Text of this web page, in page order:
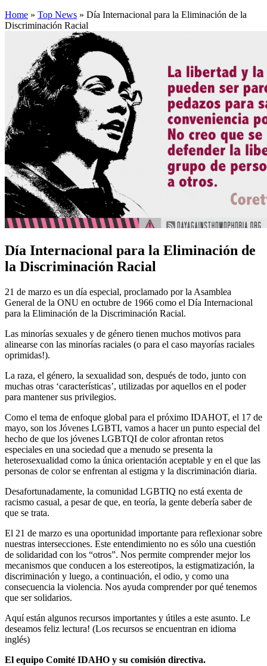
Home » Top News » Día Internacional para la Eliminación de la
Discriminación Racial
Día Internacional para la Eliminación de
la Discriminación Racial
21 de marzo es un día especial, proclamado por la Asamblea
General de la ONU en octubre de 1966 como el Día Internacional
para la Eliminación de la Discriminación Racial.
Las minorías sexuales y de género tienen muchos motivos para
alinearse con las minorías raciales (o para el caso mayorías raciales
oprimidas!).
La raza, el género, la sexualidad son, después de todo, junto con
muchas otras ‘características’, utilizadas por aquellos en el poder
para mantener sus privilegios.
Como el tema de enfoque global para el próximo IDAHOT, el 17 de
mayo, son los Jóvenes LGBTI, vamos a hacer un punto especial del
hecho de que los jóvenes LGBTQI de color afrontan retos
especiales en una sociedad que a menudo se presenta la
heterosexualidad como la única orientación aceptable y en el que las
personas de color se enfrentan al estigma y la discriminación diaria.
Desafortunadamente, la comunidad LGBTIQ no está exenta de
racismo casual, a pesar de que, en teoría, la gente debería saber de
que se trata.
El 21 de marzo es una oportunidad importante para reflexionar sobre
nuestras intersecciones. Este entendimiento no es sólo una cuestión
de solidaridad con los “otros”. Nos permite comprender mejor los
mecanismos que conducen a los estereotipos, la estigmatización, la
discriminación y luego, a continuación, el odio, y como una
consecuencia la violencia. Nos ayuda comprender por qué tenemos
que ser solidarios.
Aquí están algunos recursos importantes y útiles a este asunto. Le
deseamos feliz lectura! (Los recursos se encuentran en idioma
inglés)
El equipo Comité IDAHO y su comisión directiva.